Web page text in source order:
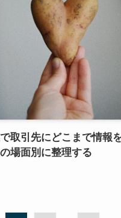
取引先にどこまで情報
場面別に整理する